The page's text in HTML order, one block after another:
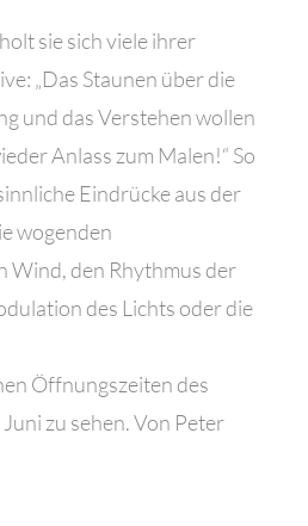
sie sich viele ihrer
„Das Staunen über die
und das Verstehen wollen
Anlass zum Malen!“ So
Eindrücke aus der
wogenden
Wind, den Rhythmus der
des Lichts oder die
Öffnungszeiten des
zu sehen. Von Peter